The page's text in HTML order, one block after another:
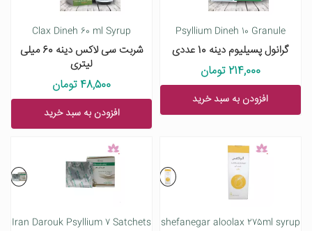
Psyllium Dineh 10 Granule
گرانول پسیلیوم دینه 10 عددی
214,000 تومان
افزودن به سبد خرید
Clax Dineh 60 ml Syrup
شربت سی لاکس دینه 60 میلی
لیتری
48,500 تومان
افزودن به سبد خرید
shefanegar aloolax 275ml syrup
Iran Darouk Psyllium 7 Satchets